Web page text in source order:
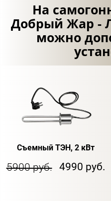
На
Добрый Жар
можно
Съемный ТЭН, 2 кВт
5900 руб. 4990 руб.